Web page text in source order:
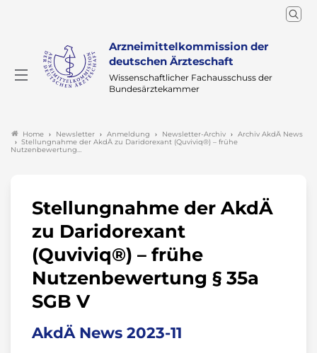
Arzneimittelkommission der
deutschen Ärzteschaft
Wissenschaftlicher Fachausschuss der
Bundesärztekammer
Home Newsletter Anmeldung Newsletter-Archiv
Archiv AkdÄ News
Stellungnahme der AkdÄ zu Daridorexant (Quviviq®) – frühe
Nutzenbewertung…
Stellungnahme der AkdÄ
zu Daridorexant
(Quviviq®) – frühe
Nutzenbewertung § 35a
SGB V
AkdÄ News 2023-11